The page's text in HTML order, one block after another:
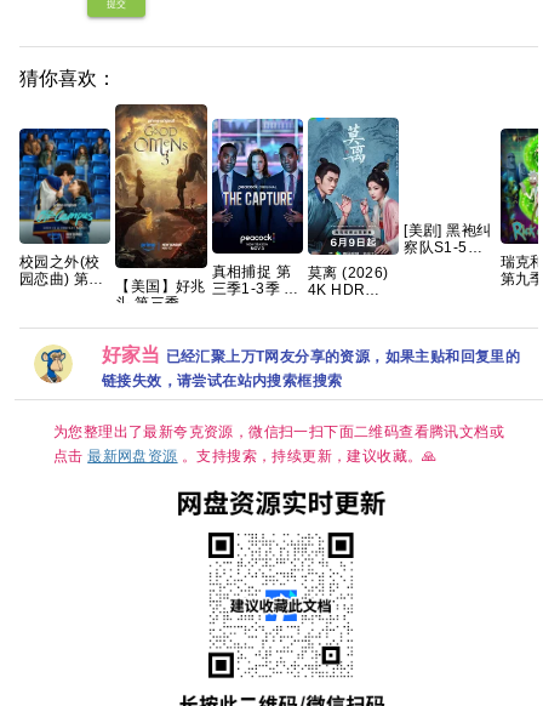
提交
猜你喜欢：
校园之外(校
园恋曲) 第一
中简繁英
【美国】好兆
头 第三季
又名: 好兆头
最终季 夸克
真相捕捉 第
三季1-3季 英
·厄希度]
莫离‎ (2026)
4K HDR
视界 高码率
5Audio 简中
字幕 白鹿/丞
磊【单集1～
[美剧] 黑袍纠
察队S1-5季
瑞克
第九
好家当 已经汇聚上万T网友分享的资源，如果主贴和回复里的
链接失效，请尝试在站内搜索框搜索
为您整理出了最新夸克资源，微信扫一扫下面二维码查看腾讯文档或
点击最新网盘资源 。支持搜索，持续更新，建议收藏。🙏